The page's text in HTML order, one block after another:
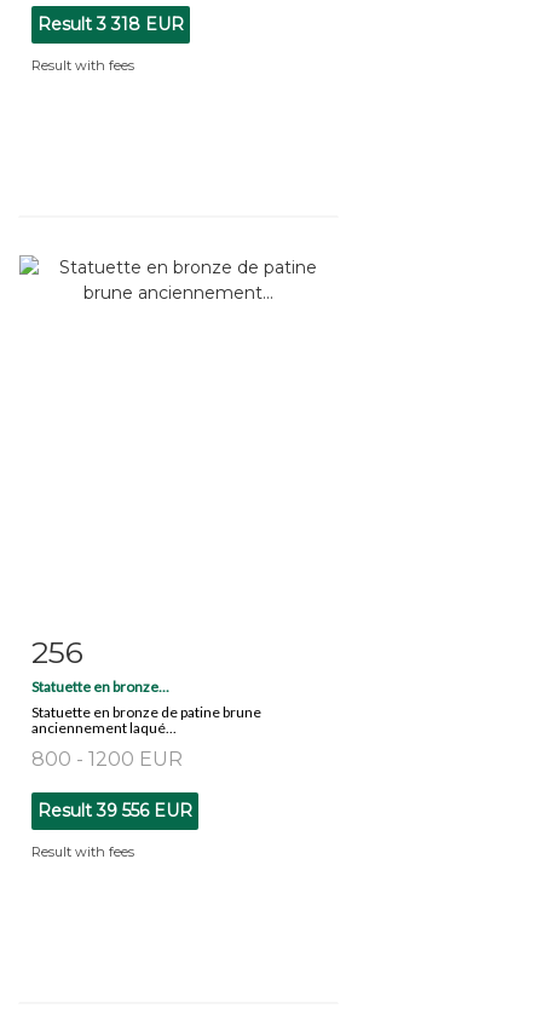
Result3 318 EUR
Result with fees
Item detail
256
Statuette en bronze...
Statuette en bronze de patine brune
anciennement laqué...
800 - 1200 EUR
Result39 556 EUR
Result with fees